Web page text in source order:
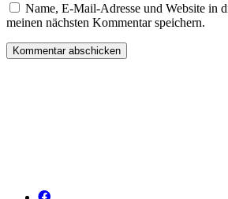
Name, E-Mail-Adresse und Website in
meinen nächsten Kommentar speichern.